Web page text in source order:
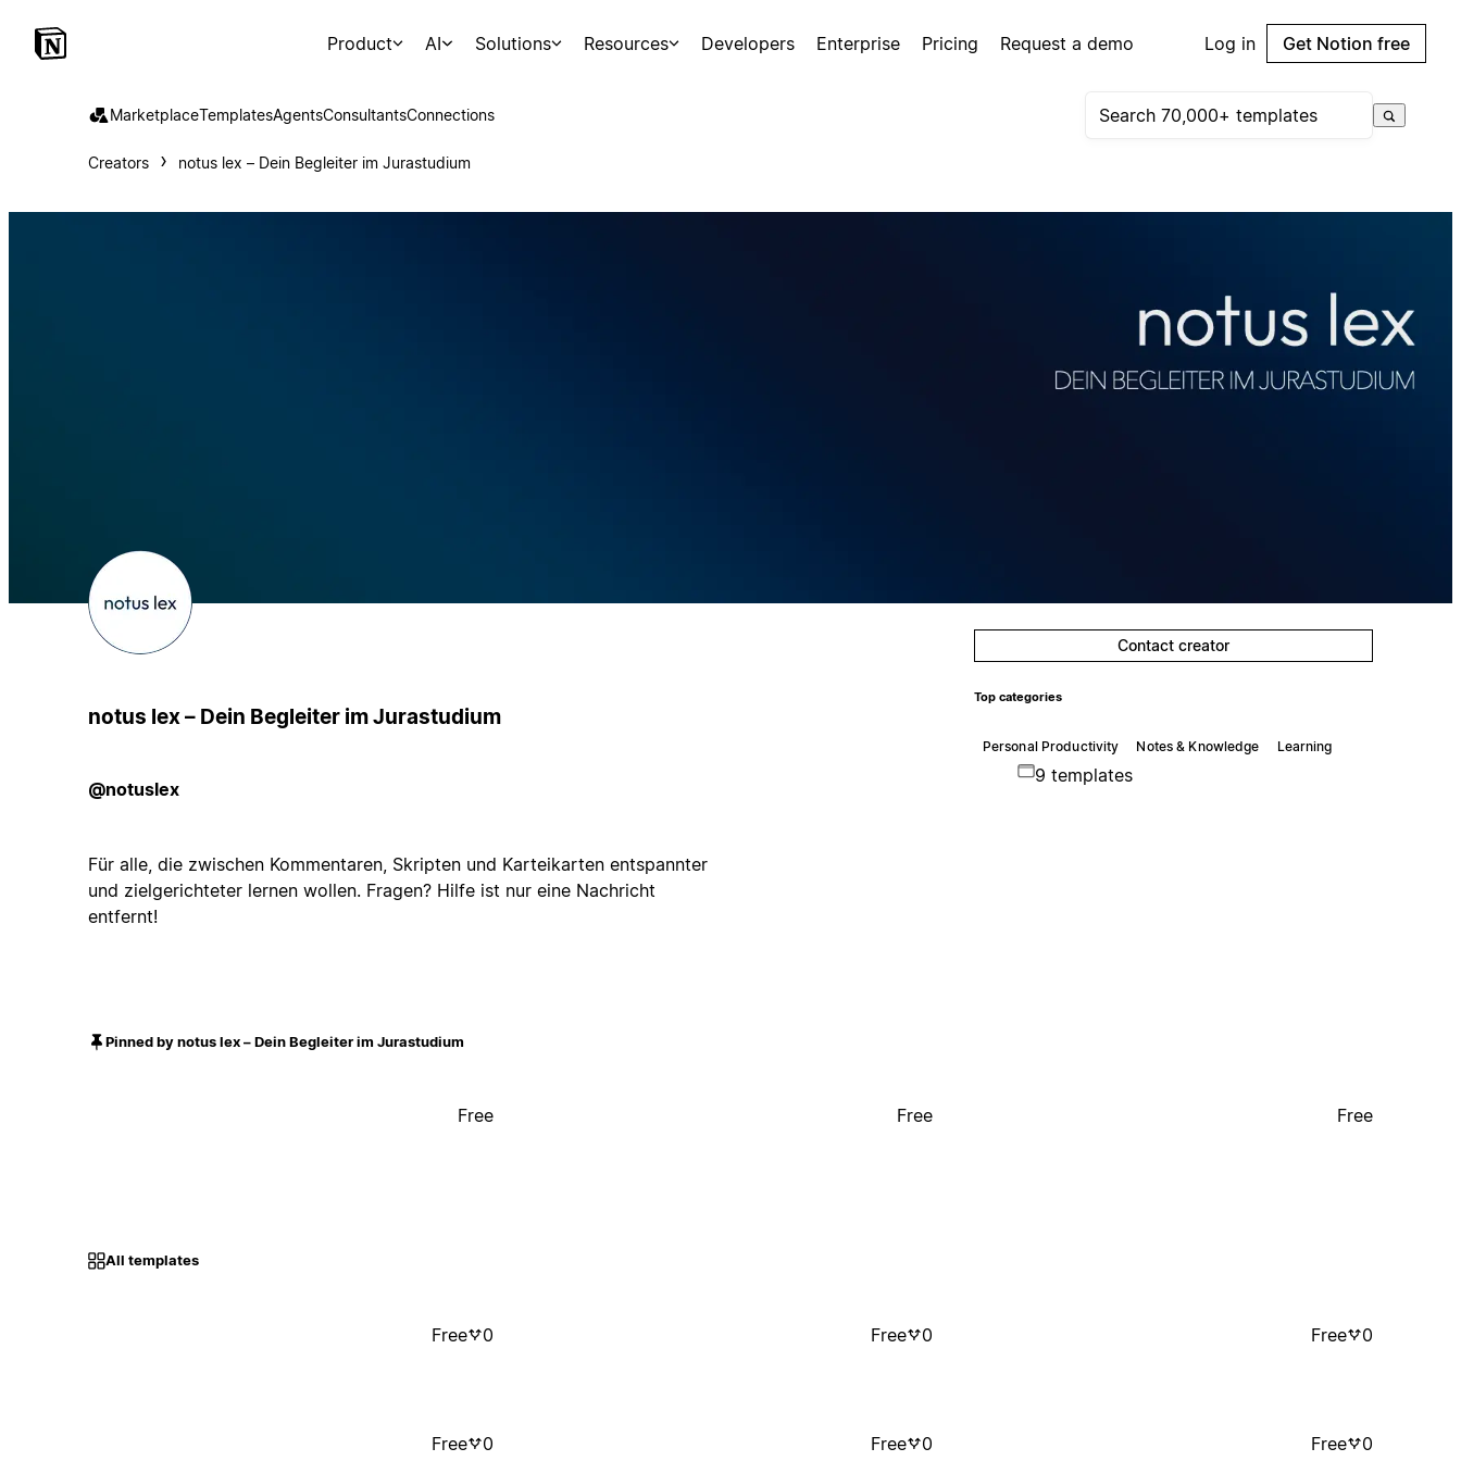
Product AI Solutions Resources Developers Enterprise Pricing Request a demo Log in Get Notion free
MarketplaceTemplatesAgentsConsultantsConnections
Creators notus lex – Dein Begleiter im Jurastudium
notus lex – Dein Begleiter im Jurastudium
@notuslex
Für alle, die zwischen Kommentaren, Skripten und Karteikarten entspannter
und zielgerichteter lernen wollen. Fragen? Hilfe ist nur eine Nachricht
entfernt!
Contact creator
Top categories
Personal Productivity Notes & Knowledge Learning
9 templates
Pinned by notus lex – Dein Begleiter im Jurastudium
Free Free Free
All templates
Free 0 Free 0 Free 0
Free 0 Free 0 Free 0